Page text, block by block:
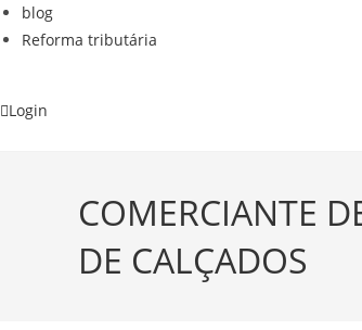
blog
Reforma tributária
Login
COMERCIANTE
DE CALÇADOS